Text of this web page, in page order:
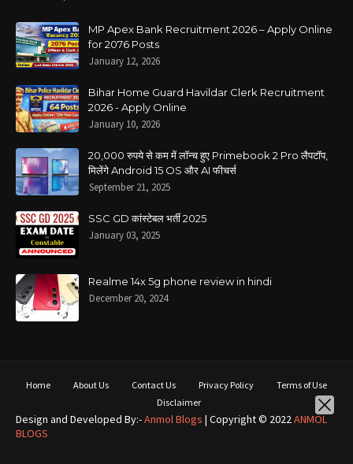
MP Apex Bank Recruitment 2026 – Apply Online
for 2076 Posts
January 12, 2026
Bihar Home Guard Havildar Clerk Recruitment
2026 - Apply Online
January 10, 2026
20,000 रुपये से कम में लॉन्च हुए Primebook 2 Pro लैपटॉप,
मिलेंगे Android 15 OS और AI फीचर्स
September 21, 2025
SSC GD कांस्टेबल भर्ती 2025
January 03, 2025
Realme 14x 5g phone review in hindi
December 20, 2024
Home About Us Contact Us Privacy Policy
Terms of Use
Disclaimer
Design and Developed By:-Anmol Blogs | Copyright © 2022 ANMOL
BLOGS